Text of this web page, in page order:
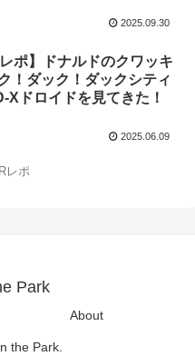
2025.09.30
レポ】ドナルドのクワッキ
！ダック！ダックシティ
Xドロイドを見てきた！
2025.06.09
レポ
Park
About
the Park.